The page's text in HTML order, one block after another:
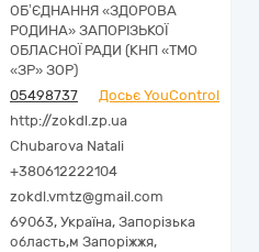
ОБ’ЄДНАННЯ «ЗДОРОВА
РОДИНА» ЗАПОРІЗЬКОЇ
ОБЛАСНОЇ РАДИ (КНП «ТМО
«ЗР» ЗОР)
05498737
Досьє YouControl
http://zokdl.zp.ua
Chubarova Natali
+380612222104
zokdl.vmtz@gmail.com
69063, Україна, Запорізька
область,м Запоріжжя,